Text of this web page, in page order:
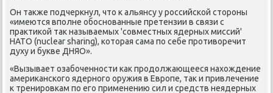
Он также подчеркнул, что к альянсу у российской стороны
«имеются вполне обоснованные претензии в связи с
практикой так называемых 'совместных ядерных миссий'
НАТО (nuclear sharing), которая сама по себе противоречит
духу и букве ДНЯО».
«Вызывает озабоченности как продолжающееся нахождение
американского ядерного оружия в Европе, так и привлечение
к тренировкам по его применению сил и средств неядерных